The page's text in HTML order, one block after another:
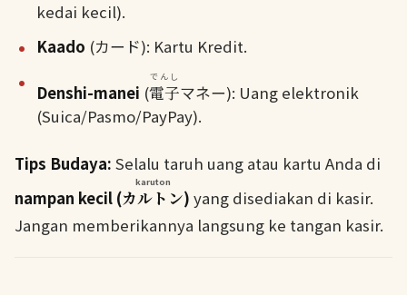
kedai kecil).
Kaado (カード): Kartu Kredit.
Denshi-manei (電子
でんし
マネー): Uang elektronik
(Suica/Pasmo/PayPay).
Tips Budaya: Selalu taruh uang atau kartu Anda di
nampan kecil (カルトン
karuton
) yang disediakan di kasir.
Jangan memberikannya langsung ke tangan kasir.